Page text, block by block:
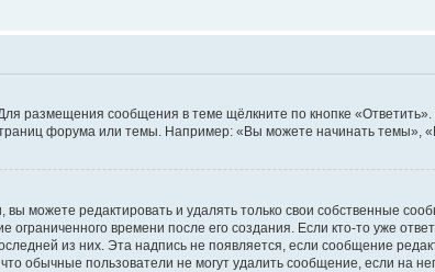
размещения сообщения в теме щёлкните по кнопке
форума или темы. Например: «Вы можете начинать темы»,
можете редактировать и удалять только свои собственные
ограниченного времени после его создания. Если кто-то уже
из них. Эта надпись не появляется, если сообщение
обычные пользователи не могут удалить сообщение, если на